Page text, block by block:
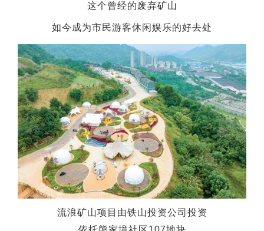
这个曾经的废弃矿山
如今成为市民游客休闲娱乐的好去处
流浪矿山项目由铁山投资公司投资